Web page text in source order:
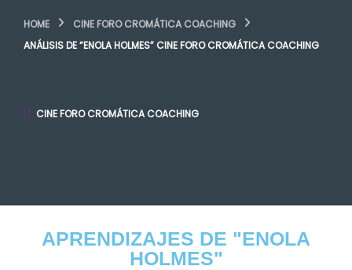
HOME
CINE FORO CROMÁTICA COACHING
ANÁLISIS DE “ENOLA HOLMES” CINE FORO CROMÁTICA COACHING
CINE FORO CROMÁTICA COACHING
APRENDIZAJES DE "ENOLA
HOLMES" ​